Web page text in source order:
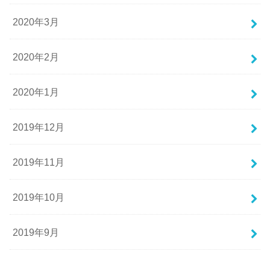
2020年3月
2020年2月
2020年1月
2019年12月
2019年11月
2019年10月
2019年9月